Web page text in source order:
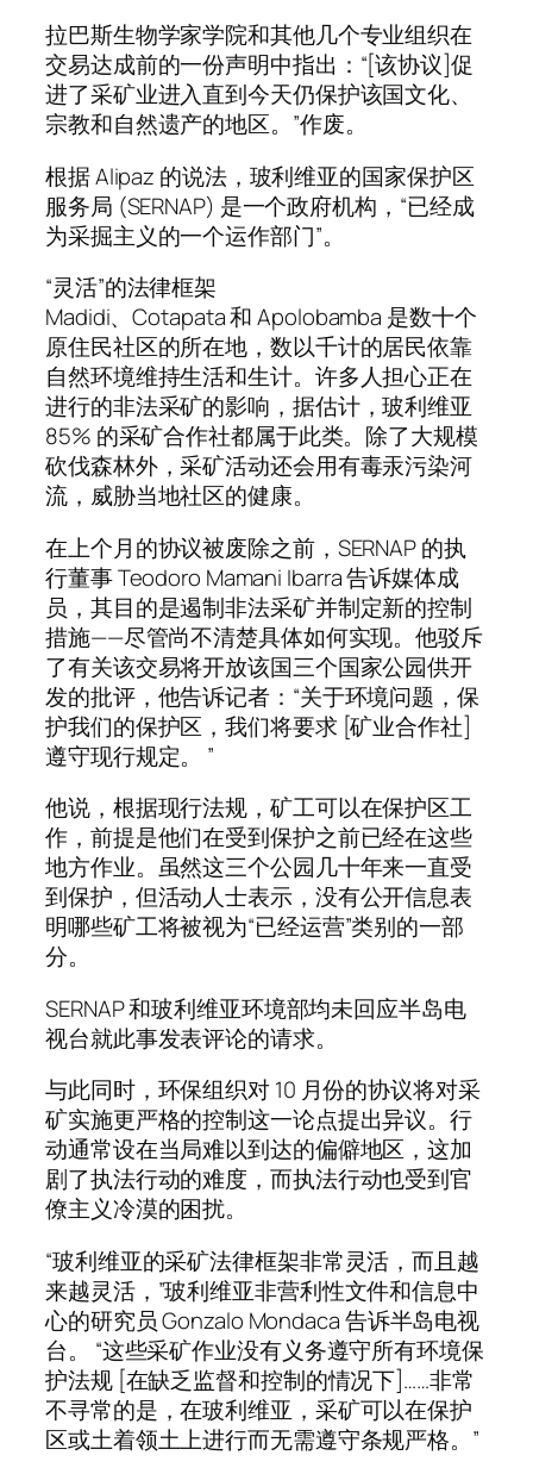
拉巴斯生物学家学院和其他几个专业组织在
交易达成前的一份声明中指出：“[该协议]促
进了采矿业进入直到今天仍保护该国文化、
宗教和自然遗产的地区。”作废。
根据 Alipaz 的说法，玻利维亚的国家保护区
服务局 (SERNAP) 是一个政府机构，“已经成
为采掘主义的一个运作部门”。
“灵活”的法律框架
Madidi、Cotapata 和 Apolobamba 是数十个
原住民社区的所在地，数以千计的居民依靠
自然环境维持生活和生计。许多人担心正在
进行的非法采矿的影响，据估计，玻利维亚
85% 的采矿合作社都属于此类。除了大规模
砍伐森林外，采矿活动还会用有毒汞污染河
流，威胁当地社区的健康。
在上个月的协议被废除之前，SERNAP 的执
行董事 Teodoro Mamani Ibarra 告诉媒体成
员，其目的是遏制非法采矿并制定新的控制
措施——尽管尚不清楚具体如何实现。他驳斥
了有关该交易将开放该国三个国家公园供开
发的批评，他告诉记者：“关于环境问题，保
护我们的保护区，我们将要求 [矿业合作社]
遵守现行规定。 ”
他说，根据现行法规，矿工可以在保护区工
作，前提是他们在受到保护之前已经在这些
地方作业。虽然这三个公园几十年来一直受
到保护，但活动人士表示，没有公开信息表
明哪些矿工将被视为“已经运营”类别的一部
分。
SERNAP 和玻利维亚环境部均未回应半岛电
视台就此事发表评论的请求。
与此同时，环保组织对 10 月份的协议将对采
矿实施更严格的控制这一论点提出异议。行
动通常设在当局难以到达的偏僻地区，这加
剧了执法行动的难度，而执法行动也受到官
僚主义冷漠的困扰。
“玻利维亚的采矿法律框架非常灵活，而且越
来越灵活，”玻利维亚非营利性文件和信息中
心的研究员 Gonzalo Mondaca 告诉半岛电视
台。 “这些采矿作业没有义务遵守所有环境保
护法规 [在缺乏监督和控制的情况下]……非常
不寻常的是，在玻利维亚，采矿可以在保护
区或土着领土上进行而无需遵守条规严格。”